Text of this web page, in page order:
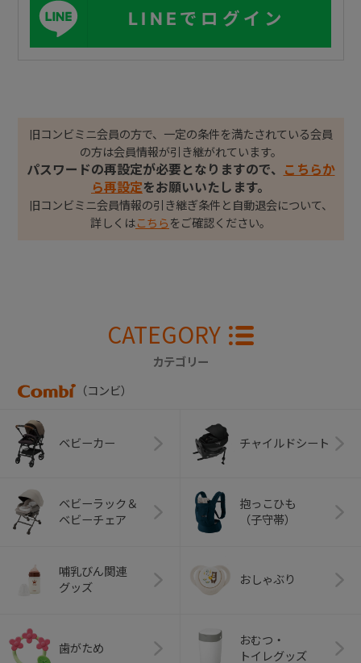
LINEでログイン
旧コンビミニ会員の方で、一定の条件を満たされている会員
の方は会員情報が引き継がれています。
パスワードの再設定が必要となりますので、
こちらか
ら再設定をお願いいたします。
旧コンビミニ会員情報の引き継ぎ条件と自動退会について、
詳しくはこちら をご確認ください。
CATEGORY
カテゴリー
（コンビ）
ベビーカー チャイルドシート
ベビーラック＆
ベビーチェア
抱っこひも
（子守帯）
哺乳びん関連
グッズ
おしゃぶり
歯がため
おむつ・
トイレグッズ